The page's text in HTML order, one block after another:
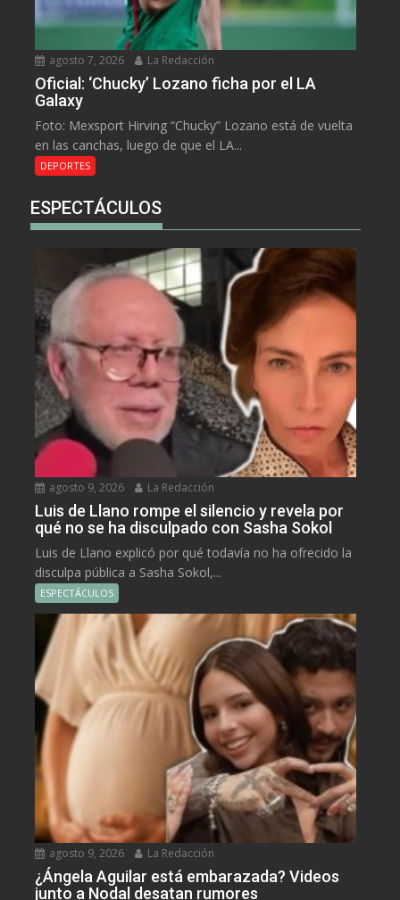
agosto 7, 2026 La Redacción
Oficial: ‘Chucky’ Lozano ficha por el LA
Galaxy
Foto: Mexsport Hirving “Chucky” Lozano está de vuelta
en las canchas, luego de que el LA...
DEPORTES
ESPECTÁCULOS
agosto 9, 2026 La Redacción
Luis de Llano rompe el silencio y revela por
qué no se ha disculpado con Sasha Sokol
Luis de Llano explicó por qué todavía no ha ofrecido la
disculpa pública a Sasha Sokol,...
ESPECTÁCULOS
agosto 9, 2026 La Redacción
¿Ángela Aguilar está embarazada? Videos
junto a Nodal desatan rumores